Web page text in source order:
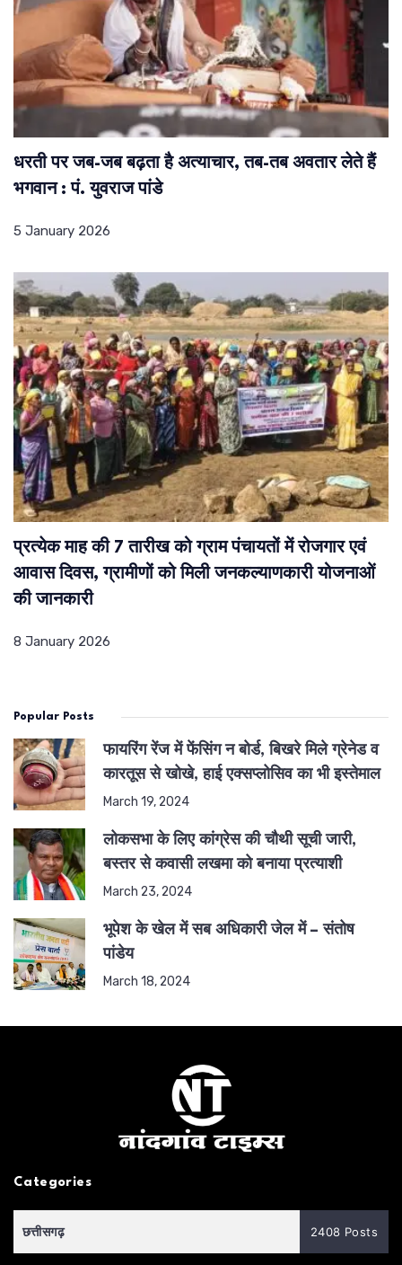
धरती पर जब-जब बढ़ता है अत्याचार, तब-तब अवतार लेते हैं
भगवान : पं. युवराज पांडे
5 January 2026
प्रत्येक माह की 7 तारीख को ग्राम पंचायतों में रोजगार एवं
आवास दिवस, ग्रामीणों को मिली जनकल्याणकारी योजनाओं
की जानकारी
8 January 2026
Popular Posts
फायरिंग रेंज में फेंसिंग न बोर्ड, बिखरे मिले ग्रेनेड व
कारतूस से खोखे, हाई एक्सप्लोसिव का भी इस्तेमाल
March 19, 2024
लोकसभा के लिए कांग्रेस की चौथी सूची जारी,
बस्तर से कवासी लखमा को बनाया प्रत्याशी
March 23, 2024
भूपेश के खेल में सब अधिकारी जेल में – संतोष
पांडेय
March 18, 2024
Categories
छत्तीसगढ़ 2408 Posts